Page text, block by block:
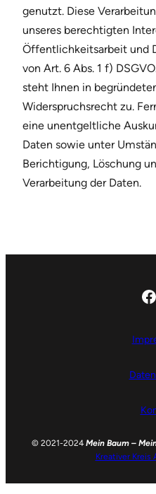
genutzt. Diese
unseres berechtigten
Öffentlichkeitsarbeit und
von Art. 6 Abs. 1 f)
steht Ihnen in
Widerspruchsrecht zu.
eine unentgeltliche
Daten sowie unter
Berichtigung, Löschung
Verarbeitung der Daten.
© 2021-2024 Mein Baum –
Kreativer Kreis